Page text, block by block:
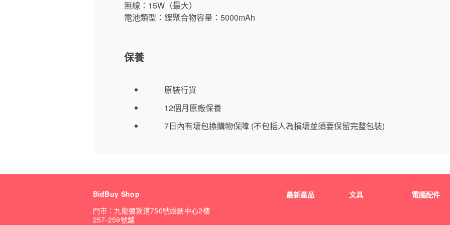
無線：15W（最大）
電池類型：鋰聚合物容量：5000mAh
保養
原裝行貨
12個月原廠保養
7日內有壞包換購物保障 (不包括人為損壞並須要保留完整包裝)
BidBuy Shop
門市：九龍彌敦道750號始創中心2樓
257-259號舖
最新產品 文具 電腦配件